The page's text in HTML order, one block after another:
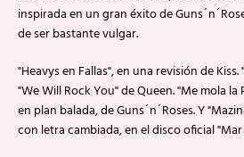
inspirada en un gran éxito de
de ser bastante vulgar.
"Heavys en Fallas", en una revisión de
"We Will Rock You" de Queen. "Me mola
en plan balada, de Guns´n´Roses. Y
con letra cambiada, en el disco oficial